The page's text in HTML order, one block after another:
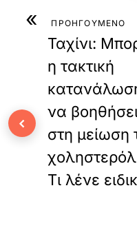
« ΠΡΟΗΓΟΥΜΕΝΟ
Ταχίνι:
η τακτική
να
στη μείωση
Τι λένε
‹